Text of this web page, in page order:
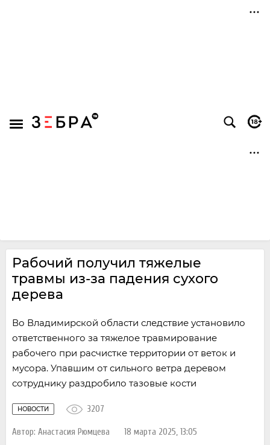
Рабочий получил тяжелые
травмы из-за падения сухого
дерева
Во Владимирской области следствие установило
ответственного за тяжелое травмирование
рабочего при расчистке территории от веток и
мусора. Упавшим от сильного ветра деревом
сотруднику раздробило тазовые кости
НОВОСТИ
Автор: Анастасия Рюмцева 18 марта 2025, 13:05
3207